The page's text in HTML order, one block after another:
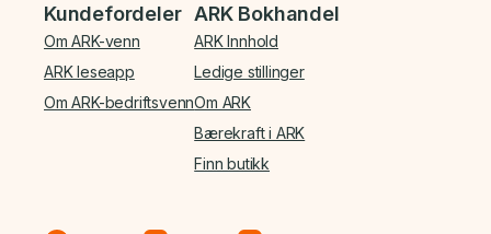
Kundefordeler
Om ARK-venn
ARK leseapp
Om ARK-bedriftsvenn
ARK Bokhandel
ARK Innhold
Ledige stillinger
Om ARK
Bærekraft i ARK
Finn butikk